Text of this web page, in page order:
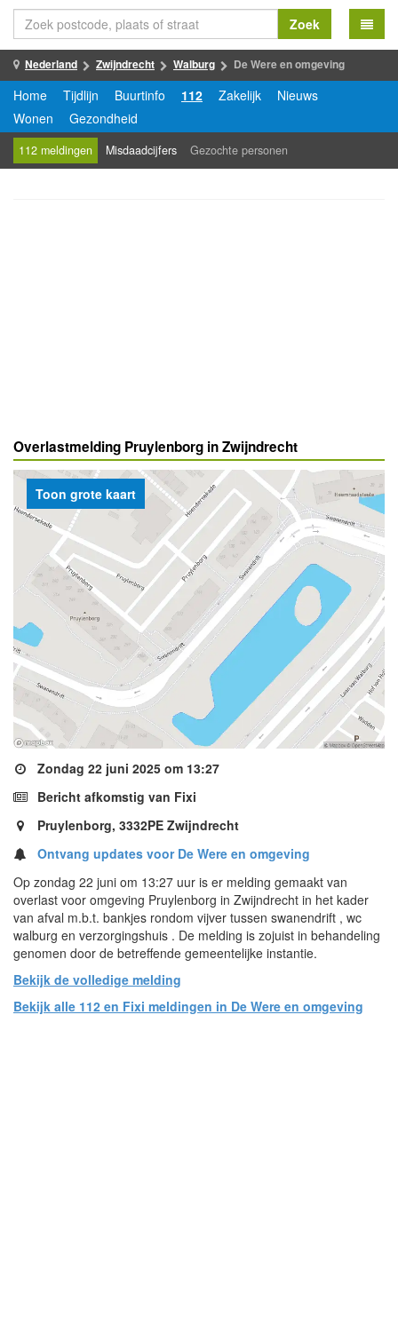
Zoek
Nederland Zwijndrecht Walburg De Were en omgeving
Home Tijdlijn Buurtinfo 112 Zakelijk
Nieuws
Wonen
Gezondheid
112 meldingen Misdaadcijfers Gezochte personen
Overlastmelding Pruylenborg in Zwijndrecht
Zondag 22 juni 2025 om 13:27
Bericht afkomstig van Fixi
Pruylenborg, 3332PE Zwijndrecht
Ontvang updates voor De Were en omgeving
Op zondag 22 juni om 13:27 uur is er melding gemaakt van
overlast voor omgeving Pruylenborg in Zwijndrecht in het kader
van afval m.b.t. bankjes rondom vijver tussen swanendrift , wc
walburg en verzorgingshuis . De melding is zojuist in behandeling
genomen door de betreffende gemeentelijke instantie.
Bekijk de volledige melding
Bekijk alle 112 en Fixi meldingen in De Were en omgeving
Toon grote kaart